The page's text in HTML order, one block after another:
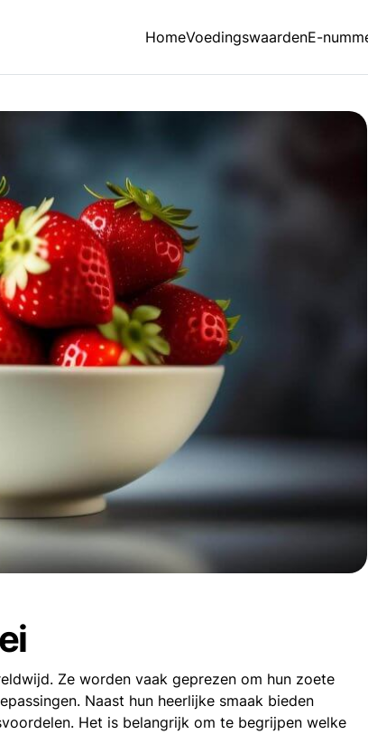
HomeVoedingswaardenE-
Ze worden vaak geprezen om hun zoete
Naast hun heerlijke smaak bieden
Het is belangrijk om te begrijpen welke